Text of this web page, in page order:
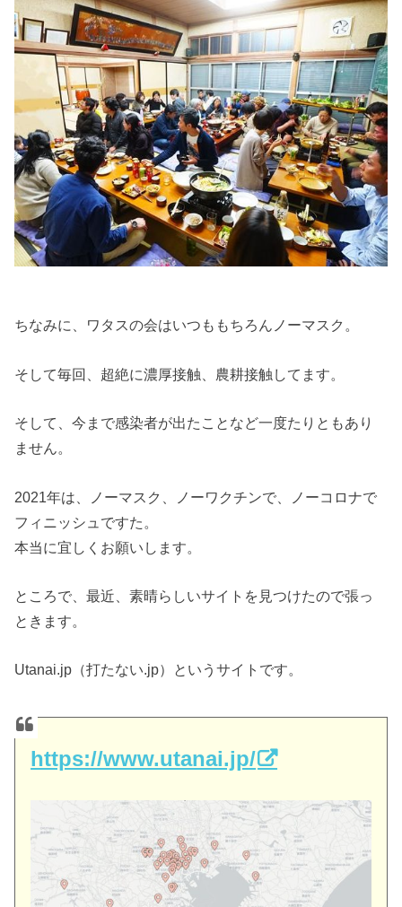
ちなみに、ワタスの会はいつももちろんノーマスク。
そして毎回、超絶に濃厚接触、農耕接触してます。
そして、今まで感染者が出たことなど一度たりともあり
ません。
2021年は、ノーマスク、ノーワクチンで、ノーコロナで
フィニッシュですた。
本当に宜しくお願いします。
ところで、最近、素晴らしいサイトを見つけたので張っ
ときます。
Utanai.jp（打たない.jp）というサイトです。
https://www.utanai.jp/